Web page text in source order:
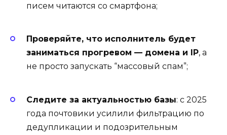
писем читаются со смартфона;
Проверяйте, что исполнитель будет
заниматься прогревом — домена и IP, а
не просто запускать “массовый спам”;
Следите за актуальностью базы: с 2025
года почтовики усилили фильтрацию по
дедупликации и подозрительным